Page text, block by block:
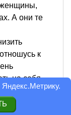
женщины,
А они те
к
на себя
Яндекс.Метрику.